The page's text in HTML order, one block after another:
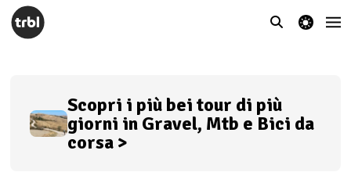
theme switcher
Scopri i più bei tour di più
giorni in Gravel, Mtb e Bici da
corsa >